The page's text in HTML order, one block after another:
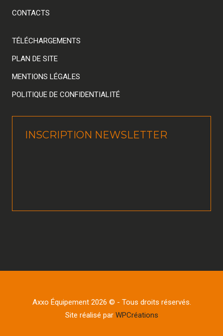
CONTACTS
TÉLÉCHARGEMENTS
PLAN DE SITE
MENTIONS LÉGALES
POLITIQUE DE CONFIDENTIALITÉ
INSCRIPTION NEWSLETTER
Axxo Équipement 2026 © - Tous droits réservés.
Site réalisé par WPCréations